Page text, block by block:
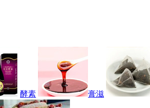
酵素 膏滋